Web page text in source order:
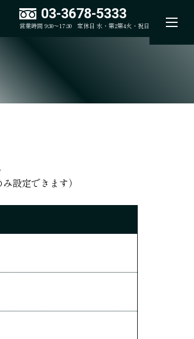
03-3678-5333
営業時間 9:30～17:30 定休日 水・第2第4火・祝日
設定できます）